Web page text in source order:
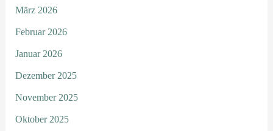
März 2026
Februar 2026
Januar 2026
Dezember 2025
November 2025
Oktober 2025